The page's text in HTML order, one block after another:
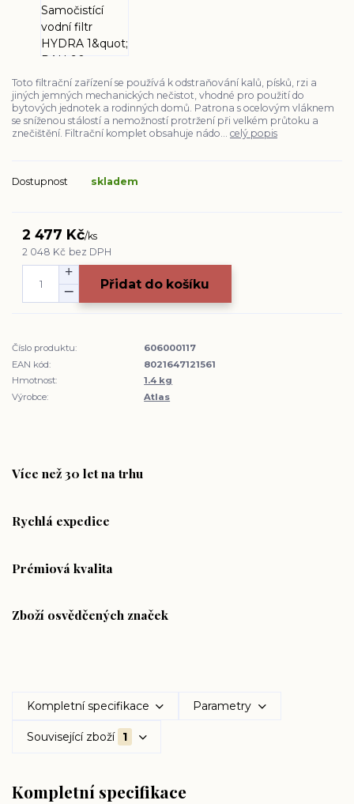
Toto filtrační zařízení se používá k odstraňování kalů, písků, rzi a
jiných jemných mechanických nečistot, vhodné pro použití do
bytových jednotek a rodinných domů. Patrona s ocelovým vláknem
se sníženou stálostí a nemožností protržení při velkém průtoku a
znečištění. Filtrační komplet obsahuje nádo... celý popis
Dostupnost skladem
2 477 Kč/ks
2 048 Kč bez DPH
Přidat do košíku
Číslo produktu:
606000117
EAN kód:
8021647121561
Hmotnost:
1.4 kg
Výrobce:
Atlas
Více než 30 let na trhu
Rychlá expedice
Prémiová kvalita
Zboží osvědčených značek
Kompletní specifikace Parametry
Související zboží 1
Kompletní specifikace